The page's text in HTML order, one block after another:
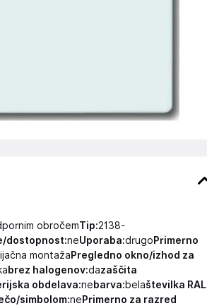
obročemTip:2138-
dostopnost:neUporaba:drugoPrimerno
montažaPregledno okno/izhod za
brez halogenov:dazaščita
obdelava:nebarva:belaštevilka RAL
simbolom:nePrimerno za razred